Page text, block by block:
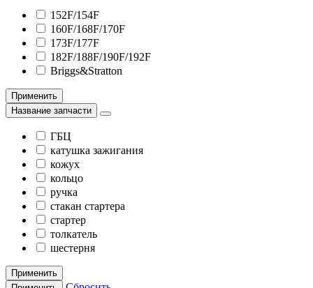
152F/154F
160F/168F/170F
173F/177F
182F/188F/190F/192F
Briggs&Stratton
Применить
Название запчасти
ГБЦ
катушка зажигания
кожух
кольцо
ручка
стакан стартера
стартер
толкатель
шестерня
Применить